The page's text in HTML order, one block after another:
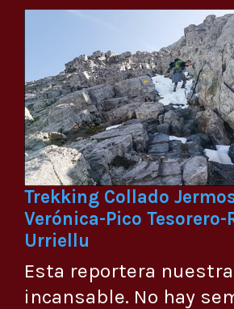
Trekking Collado
Verónica-Pico Tesorero-
Urriellu
Esta reportera
incansable. No hay